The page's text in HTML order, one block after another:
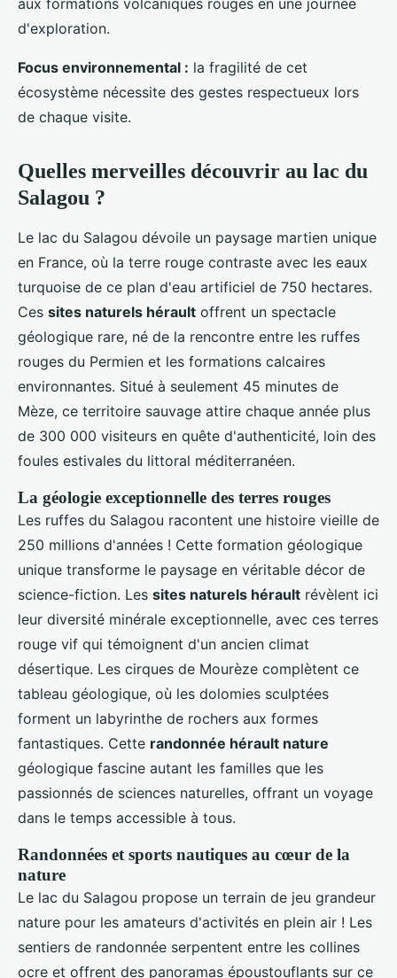
aux formations volcaniques rouges en une journée
d'exploration.
Focus environnemental : la fragilité de cet
écosystème nécessite des gestes respectueux lors
de chaque visite.
Quelles merveilles découvrir au lac du
Salagou ?
Le lac du Salagou dévoile un paysage martien unique
en France, où la terre rouge contraste avec les eaux
turquoise de ce plan d'eau artificiel de 750 hectares.
Ces sites naturels hérault offrent un spectacle
géologique rare, né de la rencontre entre les ruffes
rouges du Permien et les formations calcaires
environnantes. Situé à seulement 45 minutes de
Mèze, ce territoire sauvage attire chaque année plus
de 300 000 visiteurs en quête d'authenticité, loin des
foules estivales du littoral méditerranéen.
La géologie exceptionnelle des terres rouges
Les ruffes du Salagou racontent une histoire vieille de
250 millions d'années ! Cette formation géologique
unique transforme le paysage en véritable décor de
science-fiction. Les sites naturels hérault révèlent ici
leur diversité minérale exceptionnelle, avec ces terres
rouge vif qui témoignent d'un ancien climat
désertique. Les cirques de Mourèze complètent ce
tableau géologique, où les dolomies sculptées
forment un labyrinthe de rochers aux formes
fantastiques. Cette randonnée hérault nature
géologique fascine autant les familles que les
passionnés de sciences naturelles, offrant un voyage
dans le temps accessible à tous.
Randonnées et sports nautiques au cœur de la
nature
Le lac du Salagou propose un terrain de jeu grandeur
nature pour les amateurs d'activités en plein air ! Les
sentiers de randonnée serpentent entre les collines
ocre et offrent des panoramas époustouflants sur ce